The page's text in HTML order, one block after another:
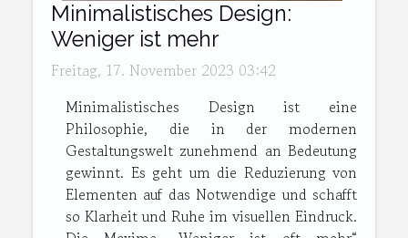
Minimalistisches Design:
Weniger ist mehr
Freitag, 17. November 2023 03:42
Minimalistisches Design ist eine
Philosophie, die in der modernen
Gestaltungswelt zunehmend an Bedeutung
gewinnt. Es geht um die Reduzierung von
Elementen auf das Notwendige und schafft
so Klarheit und Ruhe im visuellen Eindruck.